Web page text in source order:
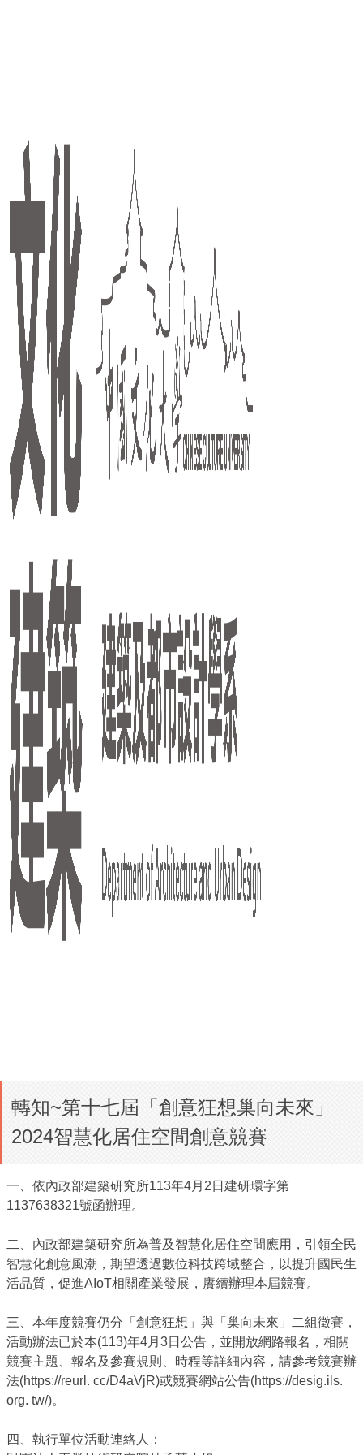
轉知~第十七屆「創意狂想巢向未來」
2024智慧化居住空間創意競賽
一、依內政部建築研究所113年4月2日建研環字第
1137638321號函辦理。
二、內政部建築研究所為普及智慧化居住空間應用，引領全民
智慧化創意風潮，期望透過數位科技跨域整合，以提升國民生
活品質，促進AIoT相關產業發展，賡續辦理本屆競賽。
三、本年度競賽仍分「創意狂想」與「巢向未來」二組徵賽，
活動辦法已於本(113)年4月3日公告，並開放網路報名，相關
競賽主題、報名及參賽規則、時程等詳細內容，請參考競賽辦
法(https://reurl. cc/D4aVjR)或競賽網站公告(https://desig.ils.
org. tw/)。
四、執行單位活動連絡人：